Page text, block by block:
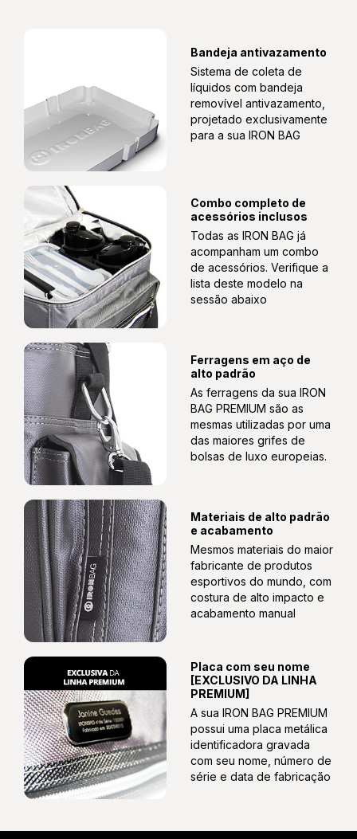
Necessaire Pratik
Saladeira De 850ml C/ Garfo E Porta Molho
Porta Talher Com Talheres Especiais Em Aço Inox
De Alto Padrão. Garfo, Faca E Colher;
Bandeja antivazamento
Sistema de coleta de
líquidos com bandeja
removível antivazamento,
projetado exclusivamente
para a sua IRON BAG
Combo completo de
acessórios inclusos
Todas as IRON BAG já
acompanham um combo
de acessórios. Verifique a
lista deste modelo na
sessão abaixo
Ferragens em aço de
alto padrão
As ferragens da sua IRON
BAG PREMIUM são as
mesmas utilizadas por uma
das maiores grifes de
bolsas de luxo europeias.
Materiais de alto padrão
e acabamento
Mesmos materiais do maior
fabricante de produtos
esportivos do mundo, com
costura de alto impacto e
acabamento manual
Placa com seu nome
[EXCLUSIVO DA LINHA
PREMIUM]
A sua IRON BAG PREMIUM
possui uma placa metálica
identificadora gravada
com seu nome, número de
série e data de fabricação